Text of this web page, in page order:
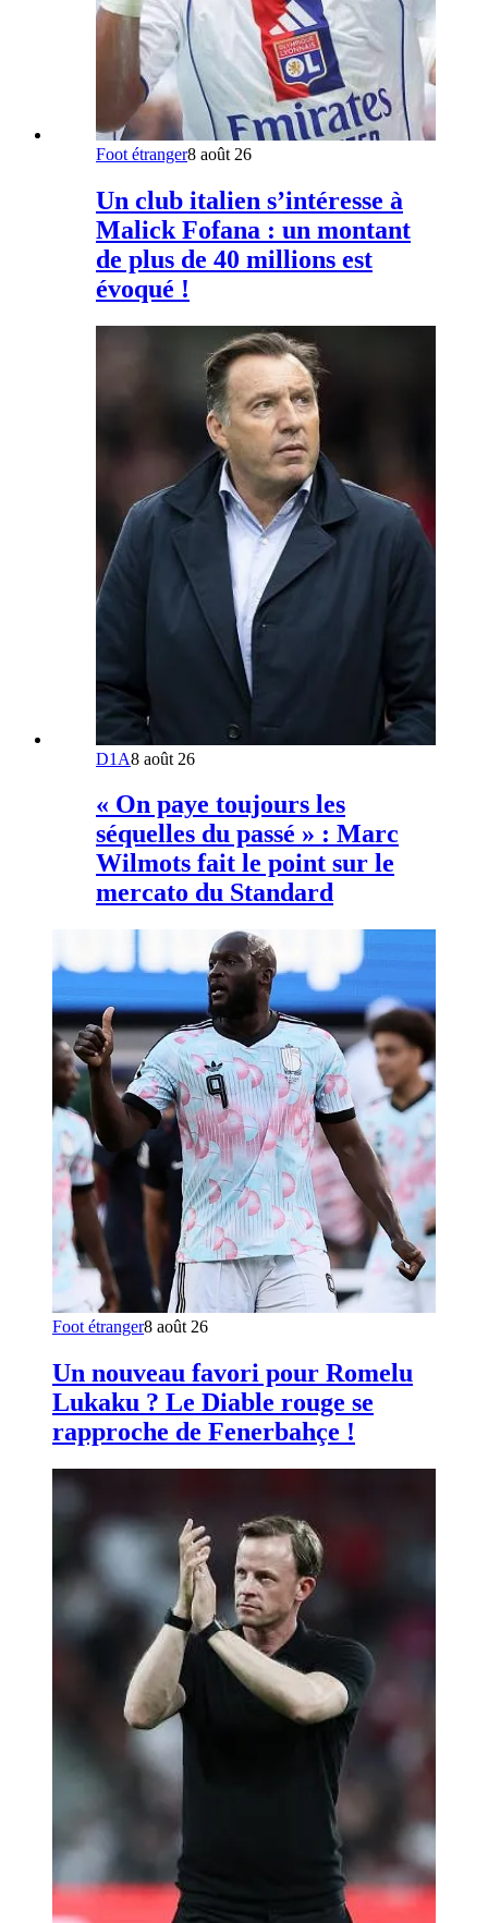
Foot étranger8 août 26
Un club italien s’intéresse à
Malick Fofana : un montant
de plus de 40 millions est
évoqué !
D1A8 août 26
« On paye toujours les
séquelles du passé » : Marc
Wilmots fait le point sur le
mercato du Standard
Foot étranger8 août 26
Un nouveau favori pour Romelu
Lukaku ? Le Diable rouge se
rapproche de Fenerbahçe !